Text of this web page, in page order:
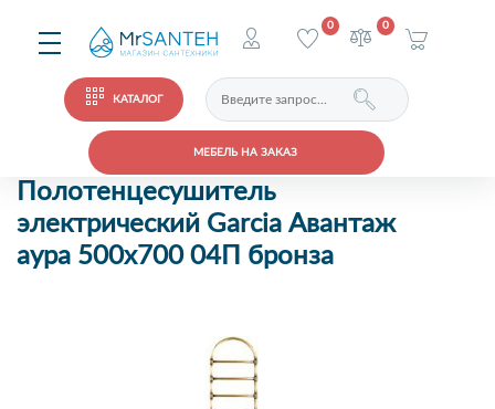
КАТАЛОГ
МЕБЕЛЬ НА ЗАКАЗ
0 0
Полотенцесушитель
электрический Garcia Авантаж
аура 500х700 04П бронза